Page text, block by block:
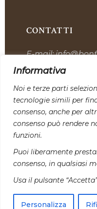
Informativa
Noi e terze parti
tecnologie simili per
consenso, anche per
consenso può rendere
funzioni.
Puoi liberamente
consenso, in qualsiasi
Usa il pulsante
Personalizza
CONTATTI
E-mail:
Telefono:+39 328
Sede:
Via
SEGUICI SU I
SOCIAL:
PAGAMENTI